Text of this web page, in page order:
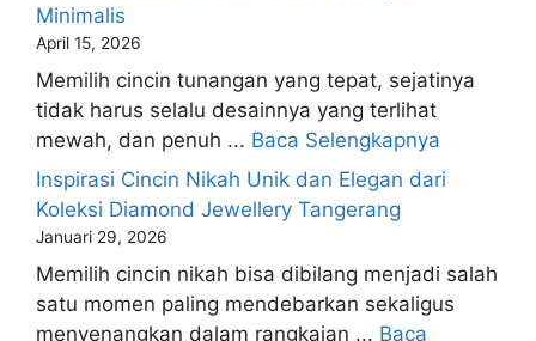
Minimalis
April 15, 2026
Memilih cincin tunangan yang tepat, sejatinya
tidak harus selalu desainnya yang terlihat
mewah, dan penuh ... Baca Selengkapnya
Inspirasi Cincin Nikah Unik dan Elegan dari
Koleksi Diamond Jewellery Tangerang
Januari 29, 2026
Memilih cincin nikah bisa dibilang menjadi salah
satu momen paling mendebarkan sekaligus
menyenangkan dalam rangkaian ... Baca